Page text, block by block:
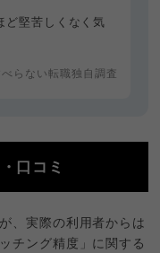
ど堅苦しくなく気
べらない転職独自調査
口コミ
、実際の利用者からは
チング精度」に関する